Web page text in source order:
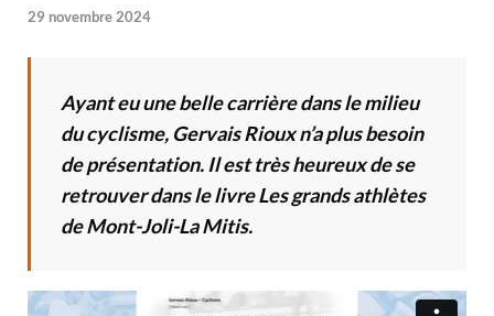
29 novembre 2024
Ayant eu une belle carrière dans le milieu
du cyclisme, Gervais Rioux n’a plus besoin
de présentation. Il est très heureux de se
retrouver dans le livre Les grands athlètes
de Mont-Joli-La Mitis.